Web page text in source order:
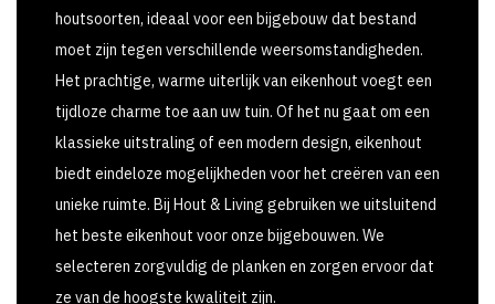
houtsoorten, ideaal voor een bijgebouw dat bestand
moet zijn tegen verschillende weersomstandigheden.
Het prachtige, warme uiterlijk van eikenhout voegt een
tijdloze charme toe aan uw tuin. Of het nu gaat om een
klassieke uitstraling of een modern design, eikenhout
biedt eindeloze mogelijkheden voor het creëren van een
unieke ruimte. Bij Hout & Living gebruiken we uitsluitend
het beste eikenhout voor onze bijgebouwen. We
selecteren zorgvuldig de planken en zorgen ervoor dat
ze van de hoogste kwaliteit zijn.